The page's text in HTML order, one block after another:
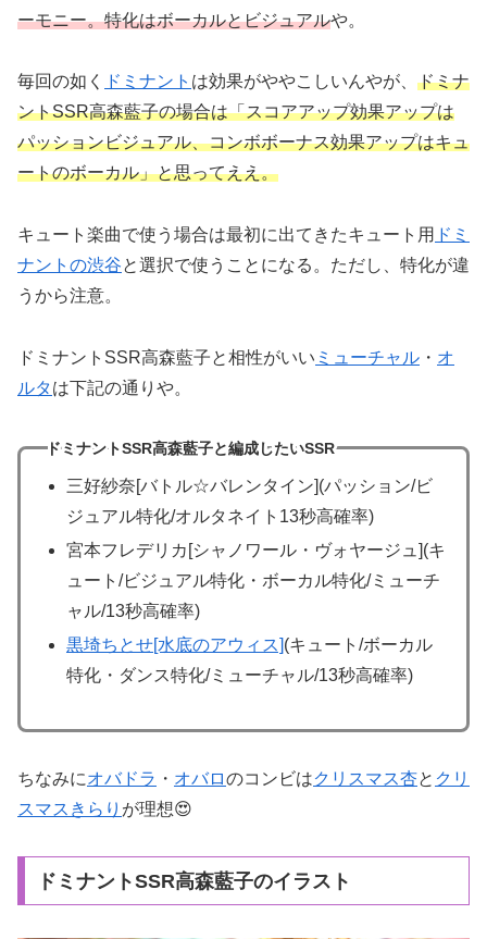
ーモニー。特化はボーカルとビジュアルや。
毎回の如く ドミナント は効果がややこしいんやが、 ドミナ
ントSSR高森藍子の場合は「スコアアップ効果アップは
パッションビジュアル、コンボボーナス効果アップはキュ
ートのボーカル」と思ってええ。
キュート楽曲で使う場合は最初に出てきたキュート用 ドミ
ナントの渋谷と選択で使うことになる。ただし、特化が違
うから注意。
ドミナントSSR高森藍子と相性がいい ミューチャル ・ オ
ルタは下記の通りや。
ドミナントSSR高森藍子と編成したいSSR
三好紗奈[バトル☆バレンタイン](パッション/ビ
ジュアル特化/オルタネイト13秒高確率)
宮本フレデリカ[シャノワール・ヴォヤージュ](キ
ュート/ビジュアル特化・ボーカル特化/ミューチ
ャル/13秒高確率)
黒埼ちとせ[水底のアウィス](キュート/ボーカル
特化・ダンス特化/ミューチャル/13秒高確率)
ちなみにオバドラ ・ オバロのコンビはクリスマス杏と クリ
スマスきらり が理想😍
ドミナントSSR高森藍子のイラスト